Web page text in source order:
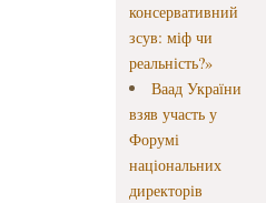
консервативний
зсув: міф чи
реальність?»
Ваад України
взяв участь у
Форумі
національних
директорів